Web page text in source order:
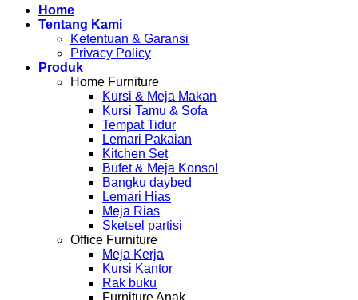
Home
Tentang Kami
Ketentuan & Garansi
Privacy Policy
Produk
Home Furniture
Kursi & Meja Makan
Kursi Tamu & Sofa
Tempat Tidur
Lemari Pakaian
Kitchen Set
Bufet & Meja Konsol
Bangku daybed
Lemari Hias
Meja Rias
Sketsel partisi
Office Furniture
Meja Kerja
Kursi Kantor
Rak buku
Furniture Anak